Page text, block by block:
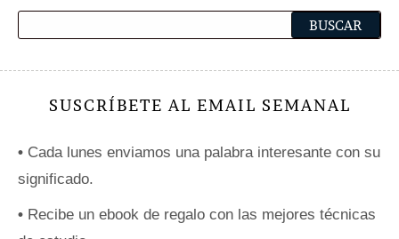
SUSCRÍBETE AL EMAIL SEMANAL
• Cada lunes enviamos una palabra interesante con su
significado.
• Recibe un ebook de regalo con las mejores técnicas